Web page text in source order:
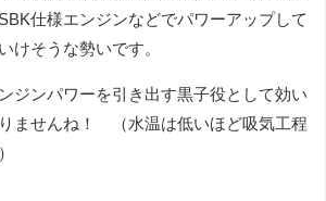
仕様エンジンなどでパワーアップして
けそうな勢いです。
ジンパワーを引き出す黒子役として効い
ませんね！ （水温は低いほど吸気工程